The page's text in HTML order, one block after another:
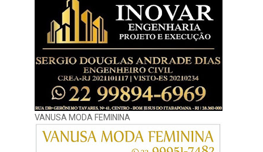
VANUSA MODA FEMININA